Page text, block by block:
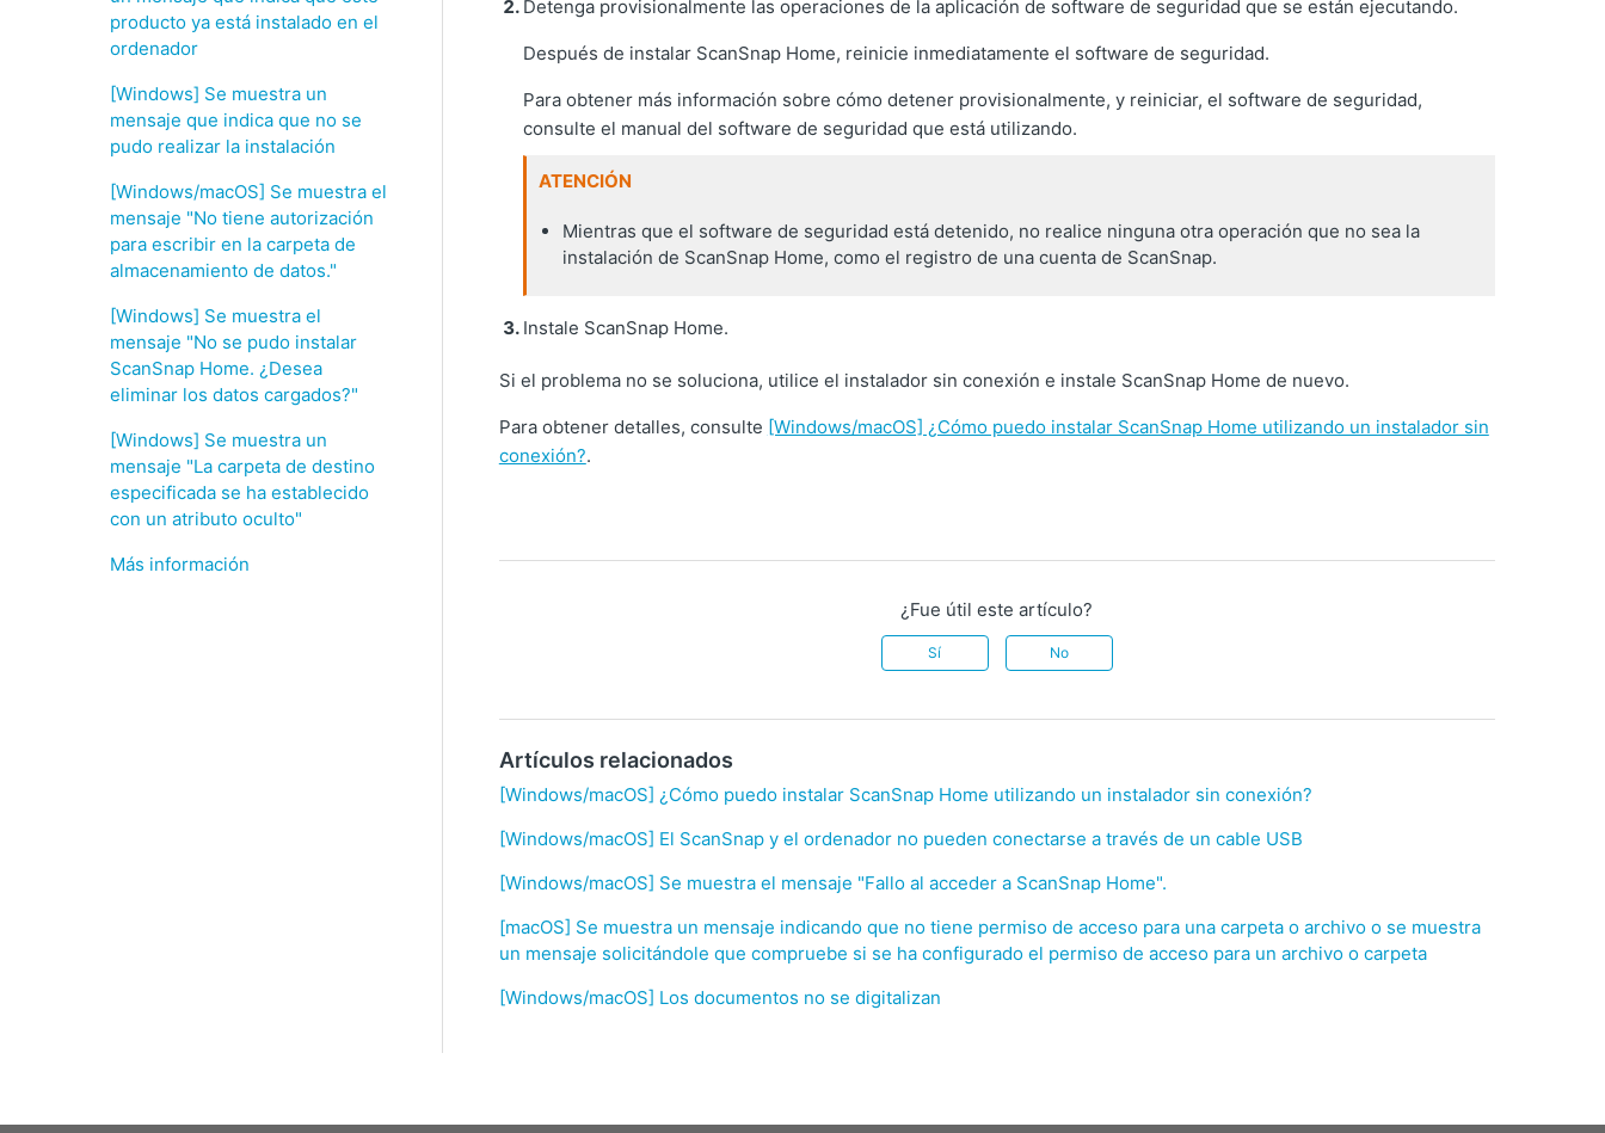
producto ya está instalado en el
ordenador
[Windows] Se muestra un
mensaje que indica que no se
pudo realizar la instalación
[Windows/macOS] Se muestra el
mensaje "No tiene autorización
para escribir en la carpeta de
almacenamiento de datos."
[Windows] Se muestra el
mensaje "No se pudo instalar
ScanSnap Home. ¿Desea
eliminar los datos cargados?"
[Windows] Se muestra un
mensaje "La carpeta de destino
especificada se ha establecido
con un atributo oculto"
Más información
Detenga provisionalmente las operaciones de la aplicación de software de seguridad que se están ejecutando.
Después de instalar ScanSnap Home, reinicie inmediatamente el software de seguridad.
Para obtener más información sobre cómo detener provisionalmente, y reiniciar, el software de seguridad,
consulte el manual del software de seguridad que está utilizando.
ATENCIÓN
Mientras que el software de seguridad está detenido, no realice ninguna otra operación que no sea la
instalación de ScanSnap Home, como el registro de una cuenta de ScanSnap.
Instale ScanSnap Home.
Si el problema no se soluciona, utilice el instalador sin conexión e instale ScanSnap Home de nuevo.
Para obtener detalles, consulte [Windows/macOS] ¿Cómo puedo instalar ScanSnap Home utilizando un instalador sin
conexión?.
¿Fue útil este artículo?
Sí No
Artículos relacionados
[Windows/macOS] ¿Cómo puedo instalar ScanSnap Home utilizando un instalador sin conexión?
[Windows/macOS] El ScanSnap y el ordenador no pueden conectarse a través de un cable USB
[Windows/macOS] Se muestra el mensaje "Fallo al acceder a ScanSnap Home".
[macOS] Se muestra un mensaje indicando que no tiene permiso de acceso para una carpeta o archivo o se muestra
un mensaje solicitándole que compruebe si se ha configurado el permiso de acceso para un archivo o carpeta
[Windows/macOS] Los documentos no se digitalizan